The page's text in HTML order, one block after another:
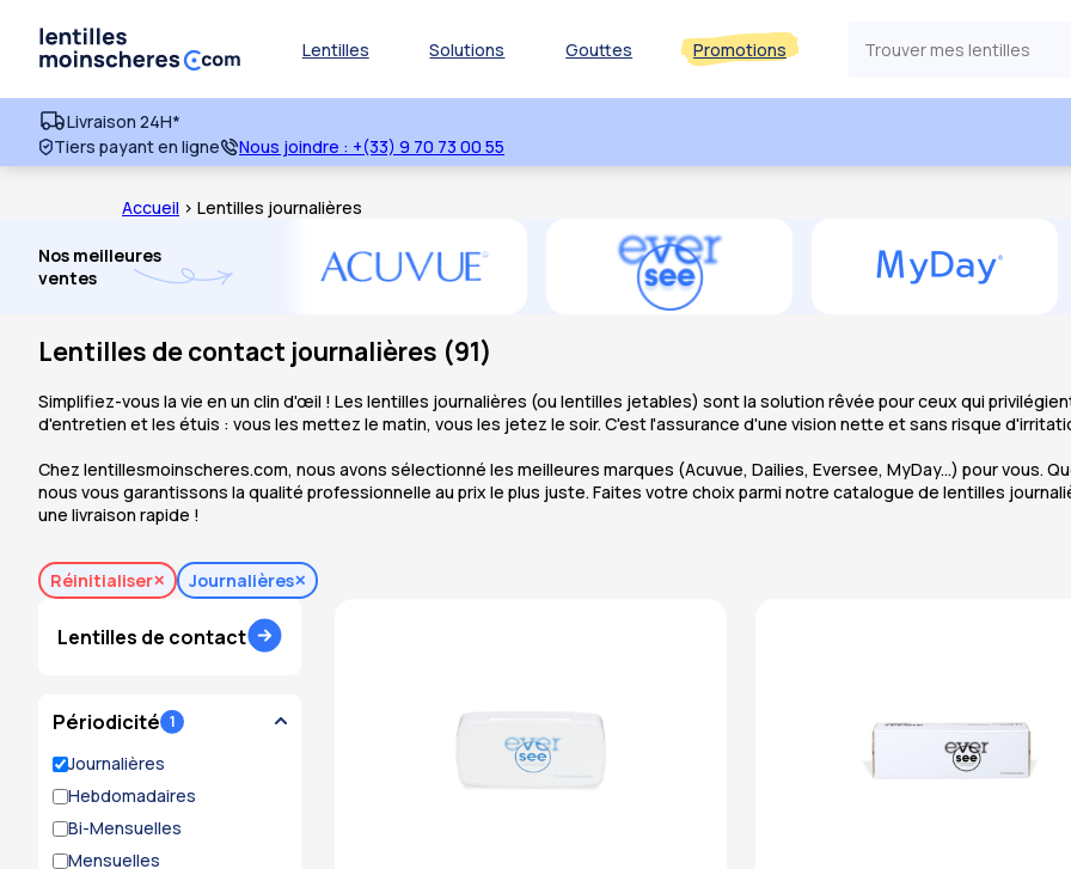
Lentilles Solutions Gouttes Promotions
Livraison 24H*
Tiers payant en ligne
Nous joindre : +(33) 9 70 73 00 55
Accueil > Lentilles journalières
Nos meilleures
ventes
Lentilles de contact journalières (91)
Simplifiez-vous la vie en un clin d'œil ! Les lentilles journalières (ou lentilles jetables) sont la solution rêvée pour ceux qui
d'entretien et les étuis : vous les mettez le matin, vous les jetez le soir. C'est l'assurance d'une vision nette et sans risque
Chez lentillesmoinscheres.com, nous avons sélectionné les meilleures marques (Acuvue, Dailies, Eversee, MyDay...) pour vous.
nous vous garantissons la qualité professionnelle au prix le plus juste. Faites votre choix parmi notre catalogue de lentilles
une livraison rapide !
Réinitialiser Journalières
Lentilles de contact
Périodicité
Journalières
Hebdomadaires
Bi-Mensuelles
Mensuelles